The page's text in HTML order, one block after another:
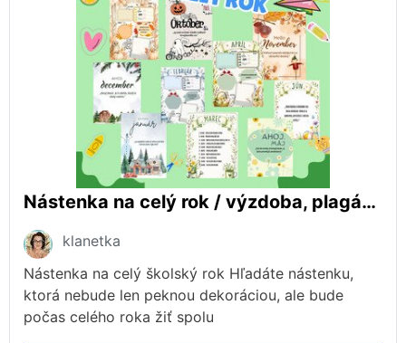
Nástenka na celý rok / výzdoba, plagáty, dekorácie, sviatky, motivácia, aktivity, ranné kruhy
klanetka
Nástenka na celý školský rok Hľadáte nástenku,
ktorá nebude len peknou dekoráciou, ale bude
počas celého roka žiť spolu